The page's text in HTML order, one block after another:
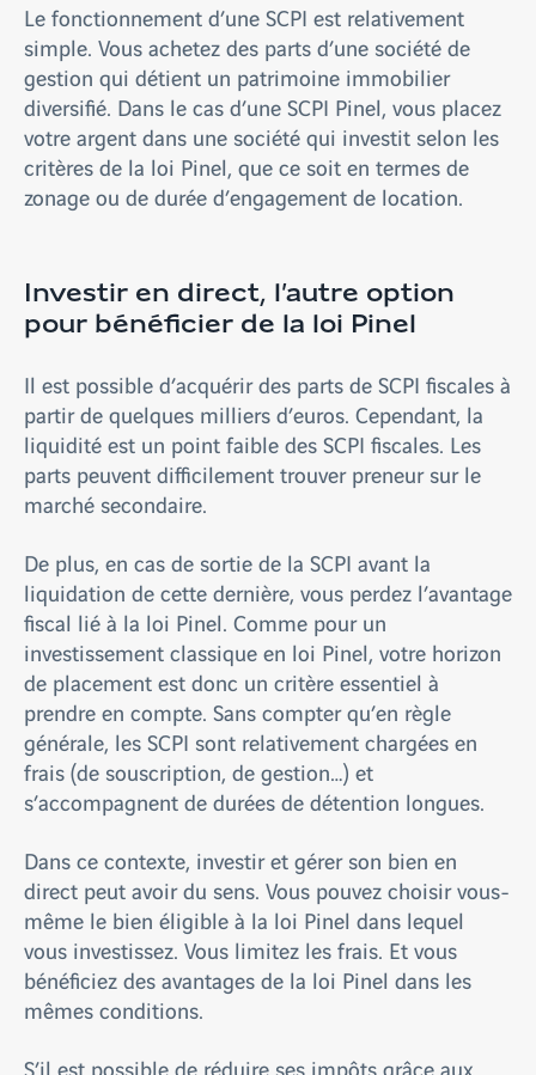
Le fonctionnement d’une SCPI est relativement
simple. Vous achetez des parts d’une société de
gestion qui détient un patrimoine immobilier
diversifié. Dans le cas d’une SCPI Pinel, vous placez
votre argent dans une société qui investit selon les
critères de la loi Pinel, que ce soit en termes de
zonage ou de durée d’engagement de location.
Investir en direct, l’autre option
pour bénéficier de la loi Pinel
Il est possible d’acquérir des parts de SCPI fiscales à
partir de quelques milliers d’euros. Cependant, la
liquidité est un point faible des SCPI fiscales. Les
parts peuvent difficilement trouver preneur sur le
marché secondaire.
De plus, en cas de sortie de la SCPI avant la
liquidation de cette dernière, vous perdez l’avantage
fiscal lié à la loi Pinel. Comme pour un
investissement classique en loi Pinel, votre horizon
de placement est donc un critère essentiel à
prendre en compte. Sans compter qu’en règle
générale, les SCPI sont relativement chargées en
frais (de souscription, de gestion…) et
s’accompagnent de durées de détention longues.
Dans ce contexte, investir et gérer son bien en
direct peut avoir du sens. Vous pouvez choisir vous-
même le bien éligible à la loi Pinel dans lequel
vous investissez. Vous limitez les frais. Et vous
bénéficiez des avantages de la loi Pinel dans les
mêmes conditions.
S’il est possible de réduire ses impôts grâce aux